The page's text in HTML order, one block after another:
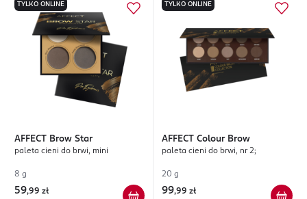
TYLKO ONLINE
AFFECT Brow Star
paleta cieni do brwi, mini
8 g
59,99 zł
TYLKO ONLINE
AFFECT Colour Brow
paleta cieni do brwi, nr 2;
20 g
99,99 zł